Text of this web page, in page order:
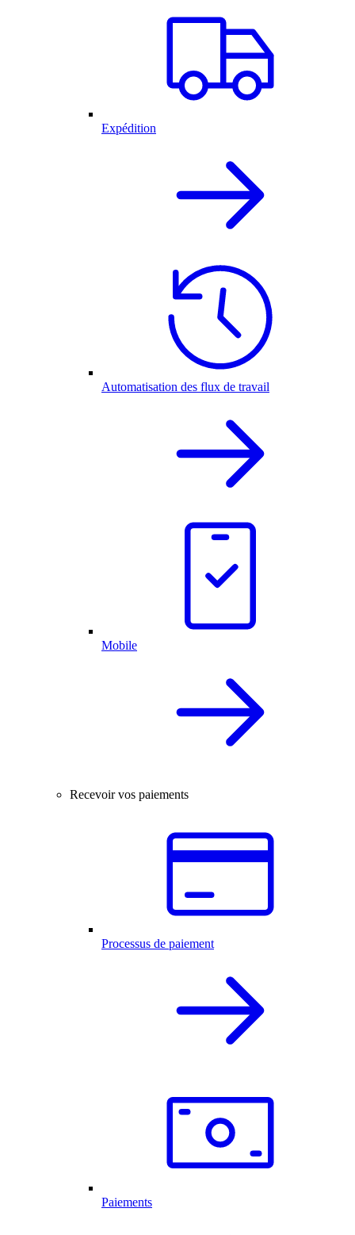
Expédition
Automatisation des flux de travail
Mobile
Recevoir vos paiements
Processus de paiement
Paiements